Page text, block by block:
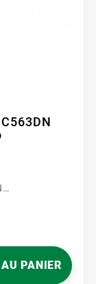
en color del
PANIER